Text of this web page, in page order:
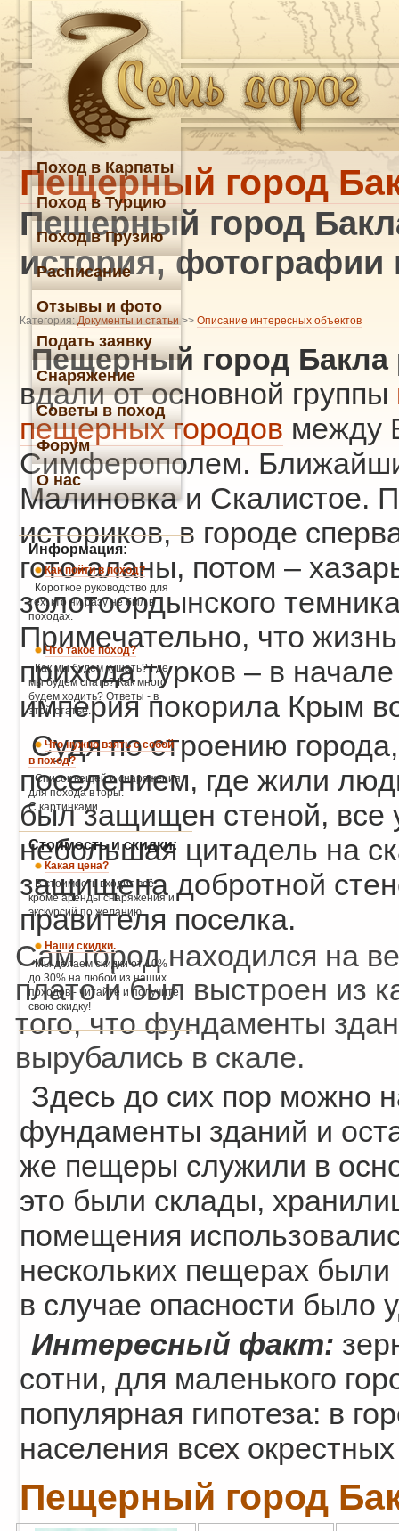
Пещерный город
Пещерный город
история,
Категория: Документы и статьи >> Описание интересных объектов
Пещерный город Бакла
вдали от основной группы
пещерных городов между
Симферополем.
Малиновка и Скалистое.
историков, в городе
гото-аланы, потом –
золотоордынского
Примечательно, что
прихода турков – в
империя покорила Крым
Судя по строению
поселением, где жили
был защищен стеной, все
небольшая цитадель на
защищена добротной
правителя поселка.
Сам город находился на
плато и был выстроен из
того, что фундаменты
вырубались в скале.
Здесь до сих пор можно
фундаменты зданий и
же пещеры служили в
это были склады,
помещения
нескольких пещерах были
в случае опасности было
Интересный факт:
сотни, для маленького
популярная гипотеза: в
населения всех
Пещерный город
Поход в Карпаты
Поход в Турцию
Поход в Грузию
Расписание
Отзывы и фото
Подать заявку
Снаряжение
Советы в поход
Форум
О нас
Информация:
Как пойти в поход?
Короткое руководство для
тех, кто ни разу не был в
походах.
Что такое поход?
Как мы будем кушать? Где
мы будем спать? Как много
будем ходить? Ответы - в
этой статье.
Что нужно взять с собой
в поход?
Список вещей и снаряжения
для похода в горы.
С картинками.
Стоимость и скидки:
Какая цена?
В стоимость входит всё,
кроме аренды снаряжения и
экскурсий по желанию.
Наши скидки.
Мы делаем скидки от 10%
до 30% на любой из наших
походов - читайте и получите
свою скидку!